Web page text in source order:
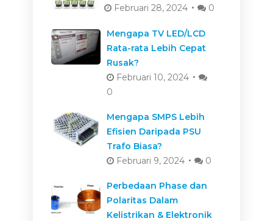
Februari 28, 2024
0
Mengapa TV LED/LCD
Rata-rata Lebih Cepat
Rusak?
Februari 10, 2024
0
Mengapa SMPS Lebih
Efisien Daripada PSU
Trafo Biasa?
Februari 9, 2024
0
Perbedaan Phase dan
Polaritas Dalam
Kelistrikan & Elektronik